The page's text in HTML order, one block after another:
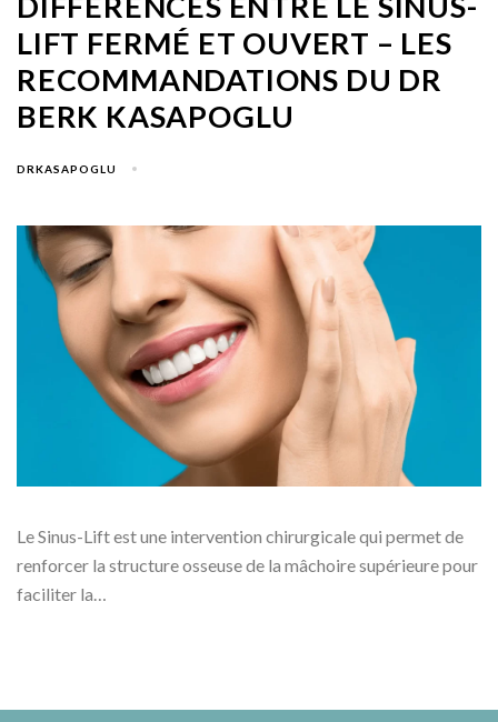
LIFT FERMÉ ET OUVERT – LES
RECOMMANDATIONS DU DR
BERK KASAPOGLU
DRKASAPOGLU
Le Sinus-Lift est une intervention chirurgicale qui permet de
renforcer la structure osseuse de la mâchoire supérieure pour
faciliter la…